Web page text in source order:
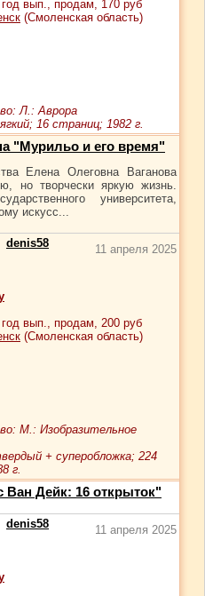
год вып., продам, 170 руб
(Смоленская область)
Л.: Аврора
16 страниц; 1982 г.
"Мурильо и его время"
Елена Олеговна Ваганова
но творчески яркую жизнь.
университета,
искусс...
denis58
11 апреля 2025
год вып., продам, 200 руб
(Смоленская область)
М.: Изобразительное
+ суперобложка; 224
г.
Дейк: 16 открыток"
denis58
11 апреля 2025